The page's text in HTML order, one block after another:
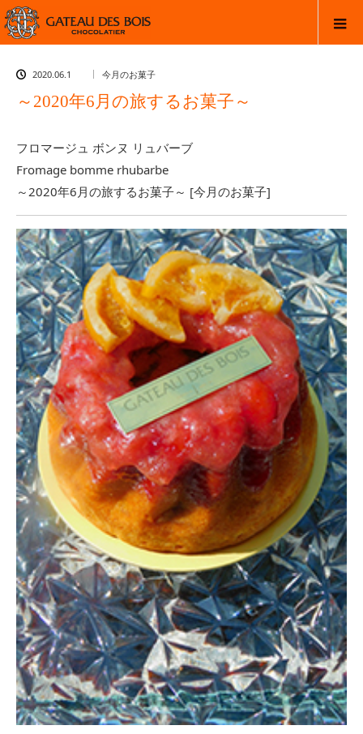
2020.06.1 今月のお菓子
～2020年6月の旅するお菓子～
フロマージュ ボンヌ リュバーブ
Fromage bomme rhubarbe
～2020年6月の旅するお菓子～ [今月のお菓子]